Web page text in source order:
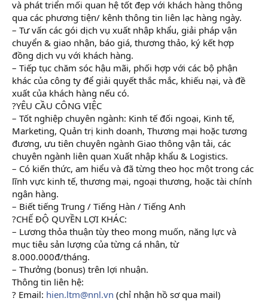
và phát triển mối quan hệ tốt đẹp với khách hàng thông
qua các phương tiện/ kênh thông tin liên lạc hàng ngày.
– Tư vấn các gói dịch vụ xuất nhập khẩu, giải pháp vận
chuyển & giao nhận, báo giá, thương thảo, ký kết hợp
đồng dịch vụ với khách hàng.
– Tiếp tục chăm sóc hậu mãi, phối hợp với các bộ phận
khác của công ty để giải quyết thắc mắc, khiếu nại, và đề
xuất của khách hàng nếu có.
?YÊU CẦU CÔNG VIỆC
– Tốt nghiệp chuyên ngành: Kinh tế đối ngoại, Kinh tế,
Marketing, Quản trị kinh doanh, Thương mại hoặc tương
đương, ưu tiên chuyên ngành Giao thông vận tải, các
chuyên ngành liên quan Xuất nhập khẩu & Logistics.
– Có kiến thức, am hiểu và đã từng theo học một trong các
lĩnh vực kinh tế, thương mại, ngoại thương, hoặc tài chính
ngân hàng.
– Biết tiếng Trung / Tiếng Hàn / Tiếng Anh
?CHẾ ĐỘ QUYỀN LỢI KHÁC:
– Lương thỏa thuận tùy theo mong muốn, năng lực và
mục tiêu sản lượng của từng cá nhân, từ
8.000.000đ/tháng.
– Thưởng (bonus) trên lợi nhuận.
Thông tin liên hệ:
? Email: hien.ltm@nnl.vn (chỉ nhận hồ sơ qua mail)